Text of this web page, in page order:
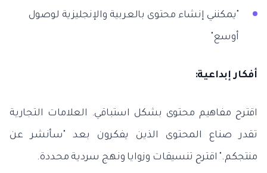
"يمكنني إنشاء محتوى بالعربية والإنجليزية لوصول
أوسع"
أفكار إبداعية:
اقترح مفاهيم محتوى بشكل استباقي. العلامات التجارية
تقدر صناع المحتوى الذين يفكرون بعد "سأنشر عن
منتجكم." اقترح تنسيقات وزوايا ونهج سردية محددة.